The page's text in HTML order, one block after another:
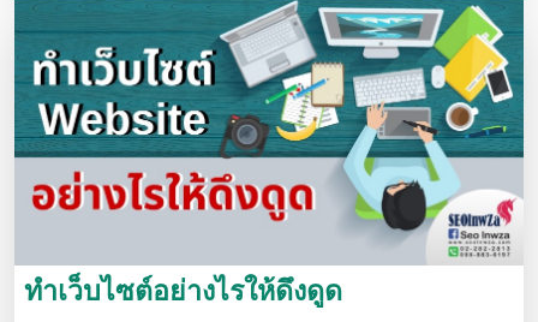
ทำเว็บไซต์อย่างไรให้ดึงดูด